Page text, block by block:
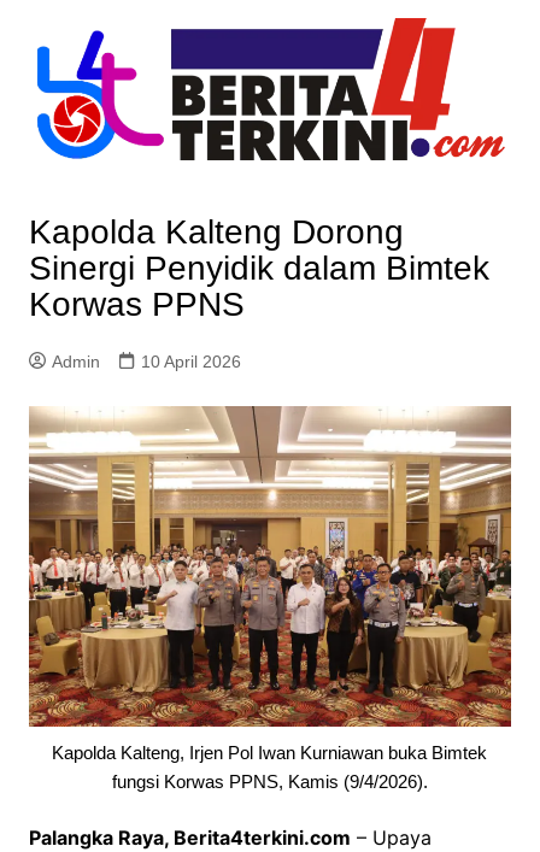
content
Kapolda Kalteng Dorong
Sinergi Penyidik dalam Bimtek
Korwas PPNS
Admin 10 April 2026
Kapolda Kalteng, Irjen Pol Iwan Kurniawan buka Bimtek
fungsi Korwas PPNS, Kamis (9/4/2026).
Palangka Raya, Berita4terkini.com – Upaya